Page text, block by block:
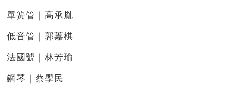
單簧管｜高承胤
低音管｜郭䕒棋
法國號｜林芳瑜
鋼琴｜蔡學民